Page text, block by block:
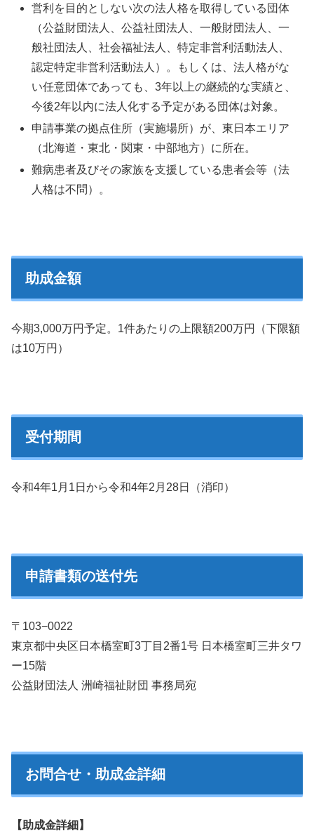
営利を目的としない次の法人格を取得している団体
（公益財団法人、公益社団法人、一般財団法人、一
般社団法人、社会福祉法人、特定非営利活動法人、
認定特定非営利活動法人）。もしくは、法人格がな
い任意団体であっても、3年以上の継続的な実績と、
今後2年以内に法人化する予定がある団体は対象。
申請事業の拠点住所（実施場所）が、東日本エリア
（北海道・東北・関東・中部地方）に所在。
難病患者及びその家族を支援している患者会等（法
人格は不問）。
助成金額
今期3,000万円予定。1件あたりの上限額200万円（下限額
は10万円）
受付期間
令和4年1月1日から令和4年2月28日（消印）
申請書類の送付先
〒103−0022
東京都中央区日本橋室町3丁目2番1号 日本橋室町三井タワ
ー15階
公益財団法人 洲崎福祉財団 事務局宛
お問合せ・助成金詳細
【助成金詳細】